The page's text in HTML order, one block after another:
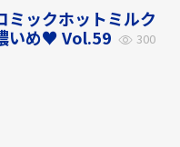
ミックホットミルク
いめ♥ Vol.59
300